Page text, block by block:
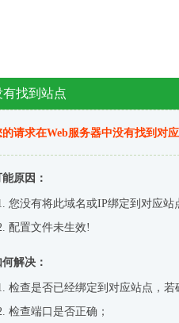
有找到站点
的请求在Web服务器中没有找到对
原因：
您没有将此域名或IP绑定到对应站
配置文件未生效!
解决：
检查是否已经绑定到对应站点，
检查端口是否正确；